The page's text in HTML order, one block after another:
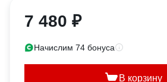
7 480 ₽
Начислим 74 бонуса
В корзину